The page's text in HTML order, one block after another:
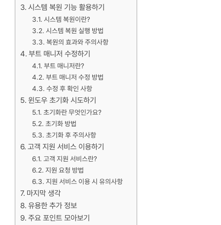
시스템 복원 기능 활용하기
시스템 복원이란?
시스템 복원 실행 방법
복원의 효과와 주의사항
부트 매니저 수정하기
부트 매니저란?
부트 매니저 수정 방법
수정 후 확인 사항
윈도우 초기화 시도하기
초기화란 무엇인가요?
초기화 방법
초기화 후 주의사항
고객 지원 서비스 이용하기
고객 지원 서비스란?
지원 요청 방법
지원 서비스 이용 시 유의사항
마지막 생각
유용한 추가 정보
주요 포인트 모아보기